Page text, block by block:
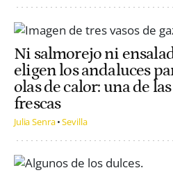
Ni salmorejo ni
eligen los andaluces
olas de calor: una de
frescas
Julia Senra Sevilla